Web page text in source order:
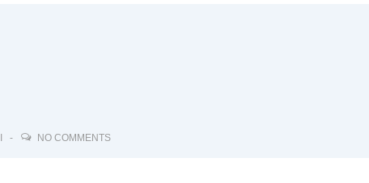
NO COMMENTS